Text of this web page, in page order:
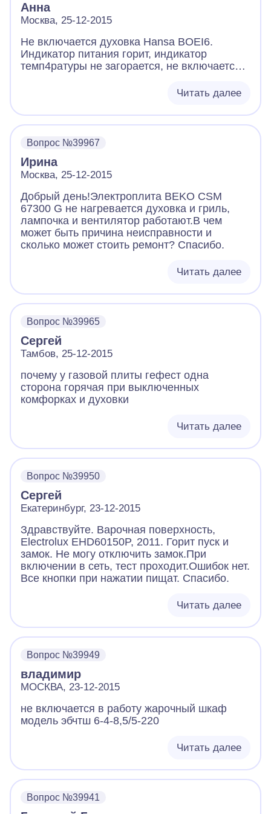
Анна
Москва, 25-12-2015
Не включается духовка Hansa BOEI6.
Индикатор питания горит, индикатор
темп4ратуры не загорается, не включается
духовка не нагревается. Питание в розетке
предохранитель? Всё это началось после
того, как я поставила духовку на быстрый
разогрев. Слегка запахло нагретой
изоляцией, я переключила на программу
выпекания теста. Духовка нормально
закончила работу. Какие действия вы
Читать далее
Вопрос №39967
Ирина
Москва, 25-12-2015
Добрый день!Электроплита BEKO CSM
67300 G не нагревается духовка и гриль,
лампочка и вентилятор работают.В чем
может быть причина неисправности и
сколько может стоить ремонт? Спасибо.
Читать далее
Вопрос №39965
Сергей
Тамбов, 25-12-2015
почему у газовой плиты гефест одна
сторона горячая при выключенных
комфорках и духовки
Читать далее
Вопрос №39950
Сергей
Екатеринбург, 23-12-2015
Здравствуйте. Варочная поверхность,
Electrolux EHD60150P, 2011. Горит пуск и
замок. Не могу отключить замок.При
включении в сеть, тест проходит.Ошибок нет.
Все кнопки при нажатии пищат. Спасибо.
Читать далее
Вопрос №39949
владимир
МОСКВА, 23-12-2015
не включается в работу жарочный шкаф
модель эбчтш 6-4-8,5/5-220
Читать далее
Вопрос №39941